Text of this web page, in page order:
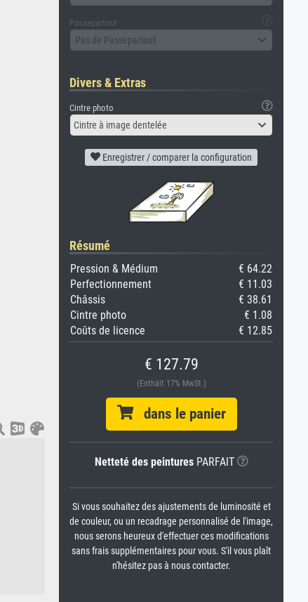
Passepartout
Pas de Passepartout
Divers & Extras
Cintre photo
Cintre à image dentelée
Enregistrer / comparer la configuration
Résumé
Pression & Médium
€ 64.22
Perfectionnement
€ 11.03
Châssis
€ 38.61
Cintre photo
€ 1.08
Coûts de licence
€ 12.85
€ 127.79
(Enthält 17% MwSt.)
dans le panier
Netteté des peinturesPARFAIT
Si vous souhaitez des ajustements de luminosité et
de couleur, ou un recadrage personnalisé de l'image,
nous serons heureux d'effectuer ces modifications
sans frais supplémentaires pour vous. S'il vous plaît
n'hésitez pas à nous contacter.